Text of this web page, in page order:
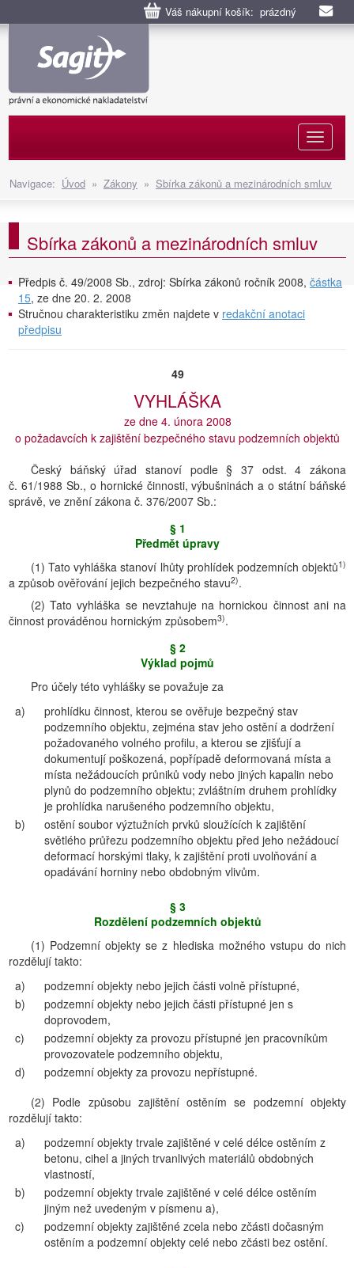
Váš nákupní košík: prázdný
Navigace: Úvod » Zákony » Sbírka zákonů a mezinárodních smluv
Sbírka zákonů a mezinárodních smluv
Předpis č. 49/2008 Sb., zdroj: Sbírka zákonů ročník 2008, částka
15, ze dne 20. 2. 2008
Stručnou charakteristiku změn najdete v redakční anotaci
předpisu
49
VYHLÁŠKA
ze dne 4. února 2008
o požadavcích k zajištění bezpečného stavu podzemních objektů
Český báňský úřad stanoví podle § 37 odst. 4 zákona
č. 61/1988 Sb., o hornické činnosti, výbušninách a o státní báňské
správě, ve znění zákona č. 376/2007 Sb.:
§ 1
Předmět úpravy
(1) Tato vyhláška stanoví lhůty prohlídek podzemních objektů1)
a způsob ověřování jejich bezpečného stavu2).
(2) Tato vyhláška se nevztahuje na hornickou činnost ani na
činnost prováděnou hornickým způsobem3).
§ 2
Výklad pojmů
Pro účely této vyhlášky se považuje za
a)
prohlídku činnost, kterou se ověřuje bezpečný stav
podzemního objektu, zejména stav jeho ostění a dodržení
požadovaného volného profilu, a kterou se zjišťují a
dokumentují poškozená, popřípadě deformovaná místa a
místa nežádoucích průniků vody nebo jiných kapalin nebo
plynů do podzemního objektu; zvláštním druhem prohlídky
je prohlídka narušeného podzemního objektu,
b)
ostění soubor výztužních prvků sloužících k zajištění
světlého průřezu podzemního objektu před jeho nežádoucí
deformací horskými tlaky, k zajištění proti uvolňování a
opadávání horniny nebo obdobným vlivům.
§ 3
Rozdělení podzemních objektů
(1) Podzemní objekty se z hlediska možného vstupu do nich
rozdělují takto:
a)
podzemní objekty nebo jejich části volně přístupné,
b)
podzemní objekty nebo jejich části přístupné jen s
doprovodem,
c)
podzemní objekty za provozu přístupné jen pracovníkům
provozovatele podzemního objektu,
d)
podzemní objekty za provozu nepřístupné.
(2) Podle způsobu zajištění ostěním se podzemní objekty
rozdělují takto:
a)
podzemní objekty trvale zajištěné v celé délce ostěním z
betonu, cihel a jiných trvanlivých materiálů obdobných
vlastností,
b)
podzemní objekty trvale zajištěné v celé délce ostěním
jiným než uvedeným v písmenu a),
c)
podzemní objekty zajištěné zcela nebo zčásti dočasným
ostěním a podzemní objekty celé nebo zčásti bez ostění.